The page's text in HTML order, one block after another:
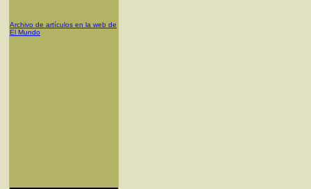
Archivo de artículos en la web de
El Mundo